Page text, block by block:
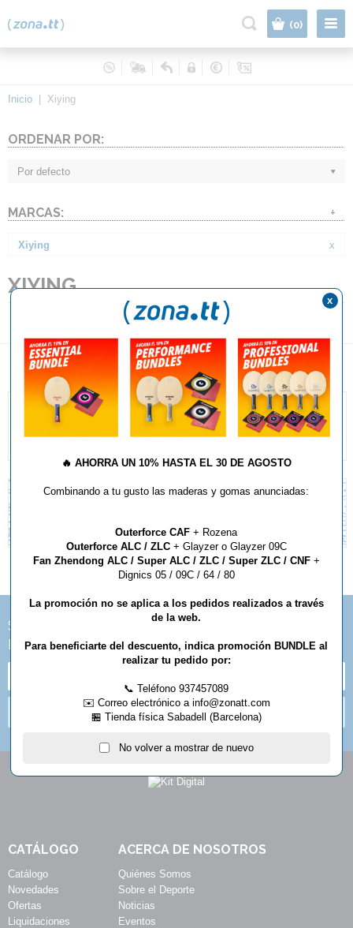
(0)
Inicio Xiying
ORDENAR POR:
Por defecto
MARCAS: +
Xiying x
XIYING
SUSCRÍBETE A NUESTRANEWSLETTER
RECIBIR NUESTRASOFERTAS Y NOVEDADES
SUSCRIBIRSE
CATÁLOGO
Catálogo
Novedades
Ofertas
Liquidaciones
ACERCA DE NOSOTROS
Quiénes Somos
Sobre el Deporte
Noticias
Eventos
🔥 AHORRA UN 10% HASTA EL 30 DE AGOSTO
Combinando a tu gusto las maderas y gomas anunciadas:
Outerforce CAF + Rozena
Outerforce ALC / ZLC+ Glayzer o Glayzer 09C
Fan Zhendong ALC / Super ALC / ZLC / Super ZLC / CNF+
Dignics 05 / 09C / 64 / 80
La promoción no se aplica a los pedidos realizados a través
de la web.
Para beneficiarte del descuento, indica promoción BUNDLE al
realizar tu pedido por:
📞 Teléfono 937457089
✉️ Correo electrónico a info@zonatt.com
🏪 Tienda física Sabadell (Barcelona)
No volver a mostrar de nuevo
x